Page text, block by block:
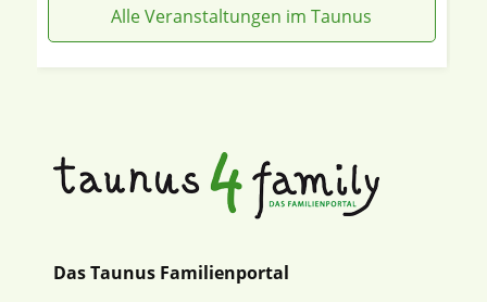
Alle Veranstaltungen im Taunus
Das Taunus Familienportal